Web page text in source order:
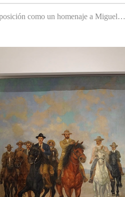
como un homenaje a Miguel…